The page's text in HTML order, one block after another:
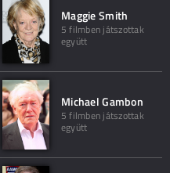
Maggie Smith
5 filmben játszottak
együtt
Michael Gambon
5 filmben játszottak
együtt